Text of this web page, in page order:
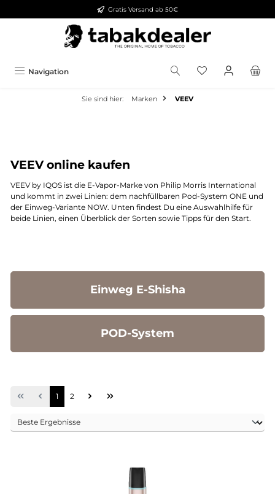
Gratis Versand ab 50€
Navigation
Sie sind hier: Marken VEEV
VEEV online kaufen
VEEV by IQOS ist die E-Vapor-Marke von Philip Morris International
und kommt in zwei Linien: dem nachfüllbaren Pod-System ONE und
der Einweg-Variante NOW. Unten findest Du eine Auswahlhilfe für
beide Linien, einen Überblick der Sorten sowie Tipps für den Start.
Einweg E-Shisha
POD-System
Seite
1 Seite
2